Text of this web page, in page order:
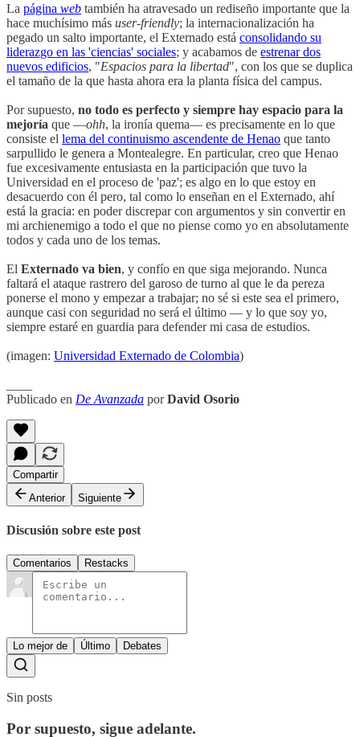
La página web también ha atravesado un rediseño importante que la
hace muchísimo más user-friendly; la internacionalización ha
pegado un salto importante, el Externado está consolidando su
liderazgo en las 'ciencias' sociales; y acabamos de estrenar dos
nuevos edificios, "Espacios para la libertad", con los que se duplica
el tamaño de la que hasta ahora era la planta física del campus.
Por supuesto, no todo es perfecto y siempre hay espacio para la
mejoría que —ohh, la ironía quema— es precisamente en lo que
consiste el lema del continuismo ascendente de Henao que tanto
sarpullido le genera a Montealegre. En particular, creo que Henao
fue excesivamente entusiasta en la participación que tuvo la
Universidad en el proceso de 'paz'; es algo en lo que estoy en
desacuerdo con él pero, tal como lo enseñan en el Externado, ahí
está la gracia: en poder discrepar con argumentos y sin convertir en
mi archienemigo a todo el que no piense como yo en absolutamente
todos y cada uno de los temas.
El Externado va bien, y confío en que siga mejorando. Nunca
faltará el ataque rastrero del garoso de turno al que le da pereza
ponerse el mono y empezar a trabajar; no sé si este sea el primero,
aunque casi con seguridad no será el último — y lo que soy yo,
siempre estaré en guardia para defender mi casa de estudios.
(imagen: Universidad Externado de Colombia)
Publicado en De Avanzada porDavid Osorio
Compartir
Anterior
Siguiente
Discusión sobre este post
Comentarios Restacks
Lo mejor de Último Debates
Sin posts
Por supuesto, sigue adelante.